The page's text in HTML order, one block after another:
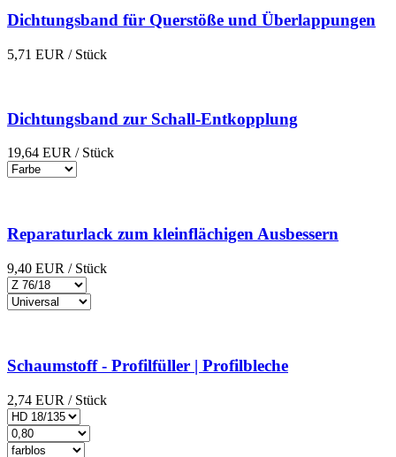
Dichtungsband für Querstöße und Überlappungen
5,71 EUR / Stück
Dichtungsband zur Schall-Entkopplung
19,64 EUR / Stück
Reparaturlack zum kleinflächigen Ausbessern
9,40 EUR / Stück
Schaumstoff - Profilfüller | Profilbleche
2,74 EUR / Stück